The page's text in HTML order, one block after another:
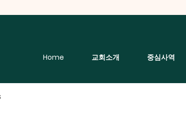
Home 교회소개 중심사역